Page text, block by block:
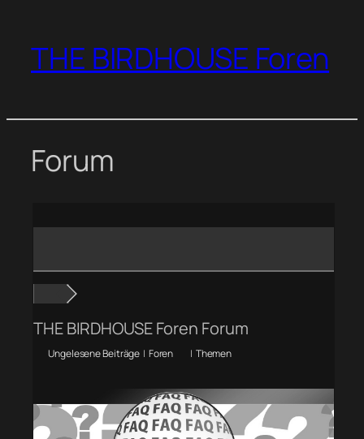
springen
THE BIRDHOUSE Foren
Forum
THE BIRDHOUSE Foren Forum
Ungelesene Beiträge | Foren | Themen